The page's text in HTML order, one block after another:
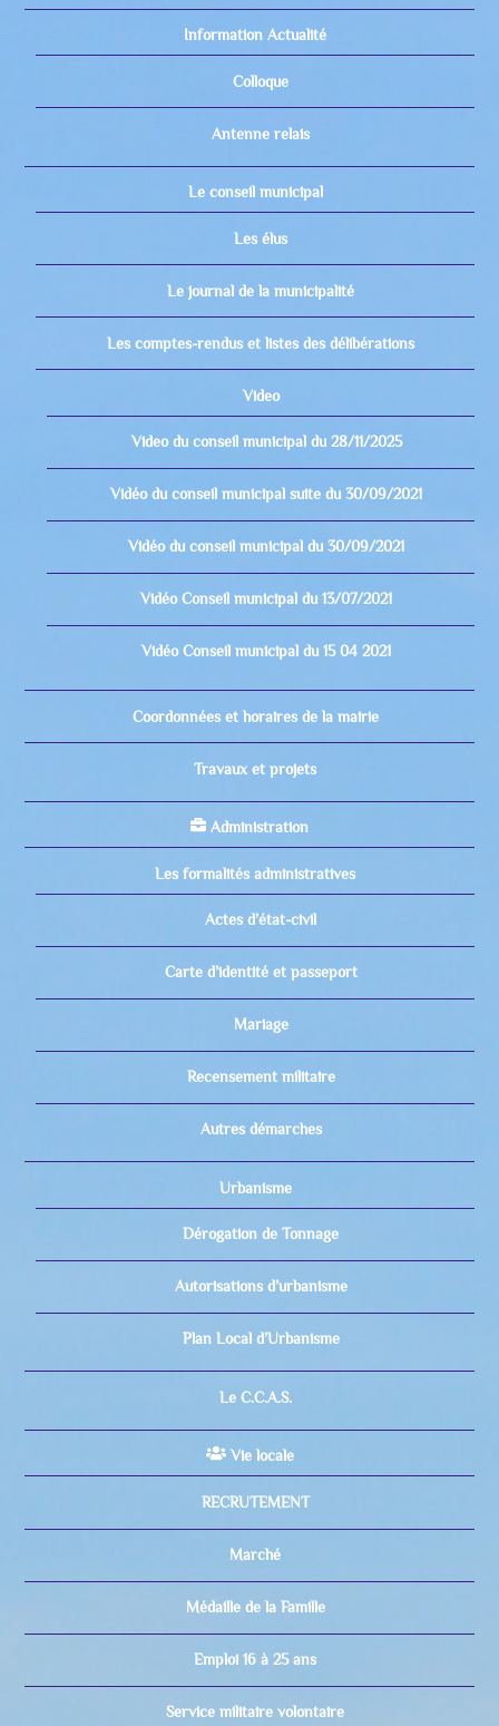
Information Actualité
Colloque
Antenne relais
Le conseil municipal
Les élus
Le journal de la municipalité
Les comptes-rendus et listes des délibérations
Video
Video du conseil municipal du 28/11/2025
Vidéo du conseil municipal suite du 30/09/2021
Vidéo du conseil municipal du 30/09/2021
Vidéo Conseil municipal du 13/07/2021
Vidéo Conseil municipal du 15 04 2021
Coordonnées et horaires de la mairie
Travaux et projets
Administration
Les formalités administratives
Actes d’état-civil
Carte d’identité et passeport
Mariage
Recensement militaire
Autres démarches
Urbanisme
Dérogation de Tonnage
Autorisations d’urbanisme
Plan Local d’Urbanisme
Le C.C.A.S.
Vie locale
RECRUTEMENT
Marché
Médaille de la Famille
Emploi 16 à 25 ans
Service militaire volontaire